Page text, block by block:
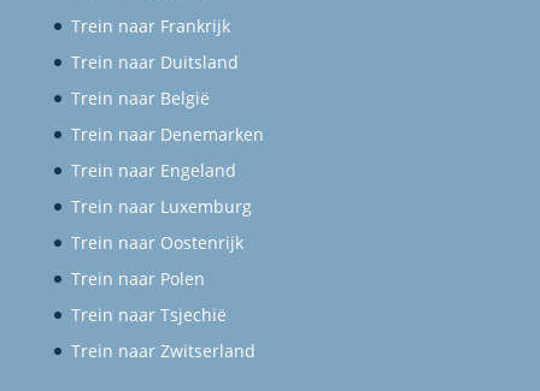
Trein naar Frankrijk
Trein naar Duitsland
Trein naar België
Trein naar Denemarken
Trein naar Engeland
Trein naar Luxemburg
Trein naar Oostenrijk
Trein naar Polen
Trein naar Tsjechië
Trein naar Zwitserland